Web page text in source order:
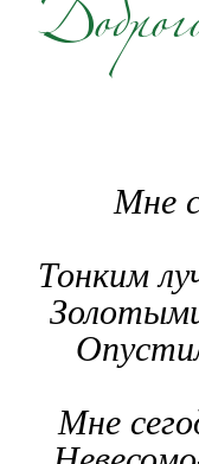
Мне
Тонким
Мне